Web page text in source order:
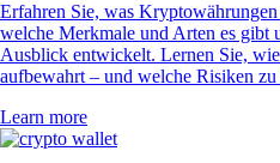
Erfahren Sie, was
welche Merkmale und Arten es gibt
Ausblick entwickelt. Lernen Sie,
aufbewahrt – und welche Risiken zu
Learn more